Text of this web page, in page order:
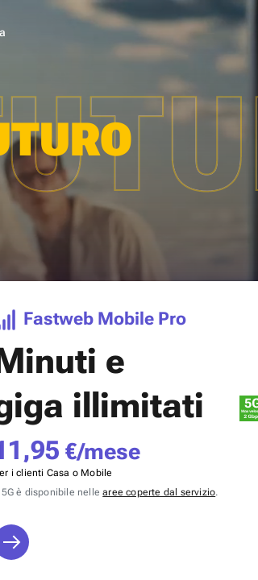
Fastweb Mobile Pro
e
illimitati
€/mese
i clienti Casa o Mobile
5G è disponibile nellearee coperte dal servizio.